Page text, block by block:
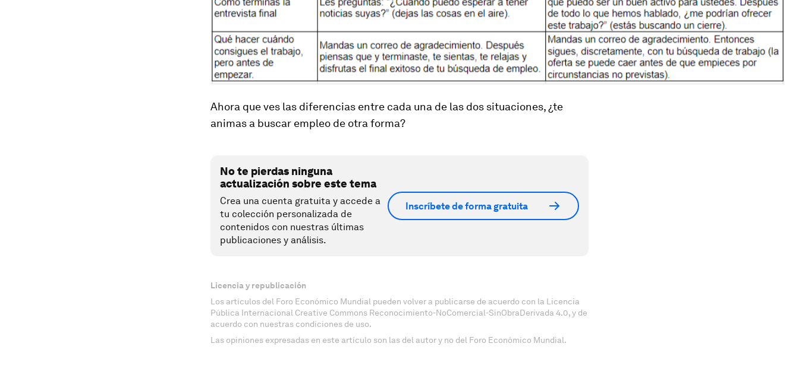
Ahora que ves las diferencias entre cada una de las dos situaciones, ¿te
animas a buscar empleo de otra forma?
No te pierdas ninguna
actualización sobre este tema
Crea una cuenta gratuita y accede a
tu colección personalizada de
contenidos con nuestras últimas
publicaciones y análisis.
Inscríbete de forma gratuita
Licencia y republicación
Los artículos del Foro Económico Mundial pueden volver a publicarse de acuerdo con la Licencia
Pública Internacional Creative Commons Reconocimiento-NoComercial-SinObraDerivada 4.0, y de
acuerdo con nuestras condiciones de uso.
Las opiniones expresadas en este artículo son las del autor y no del Foro Económico Mundial.